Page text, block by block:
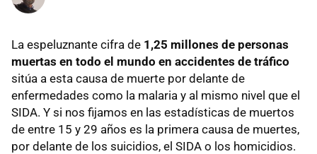
La espeluznante cifra de 1,25 millones de personas
muertas en todo el mundo en accidentes de tráfico
sitúa a esta causa de muerte por delante de
enfermedades como la malaria y al mismo nivel que el
SIDA. Y si nos fijamos en las estadísticas de muertos
de entre 15 y 29 años es la primera causa de muertes,
por delante de los suicidios, el SIDA o los homicidios.